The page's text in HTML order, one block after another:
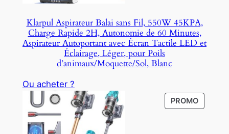
Klarpul Aspirateur Balai sans Fil, 550W 45KPA,
Charge Rapide 2H, Autonomie de 60 Minutes,
Aspirateur Autoportant avec Écran Tactile LED et
Éclairage, Léger, pour Poils
d’animaux/Moquette/Sol, Blanc
Ou acheter ?
PROMOP
R